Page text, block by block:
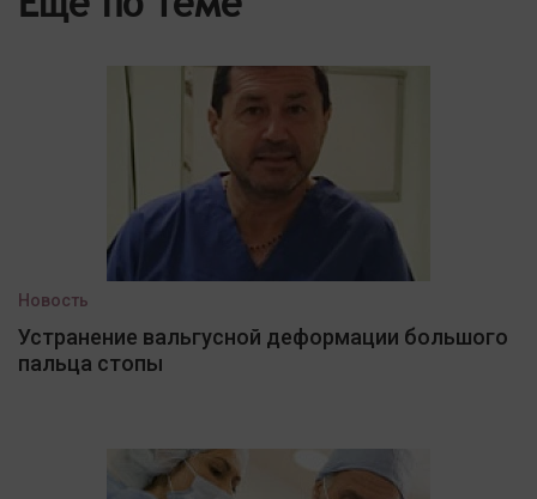
Новость
Устранение вальгусной деформации большого
пальца стопы